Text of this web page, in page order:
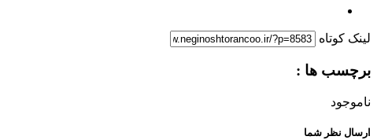
لینک کوتاه
برچسب ها :
ناموجود
ارسال نظر شما